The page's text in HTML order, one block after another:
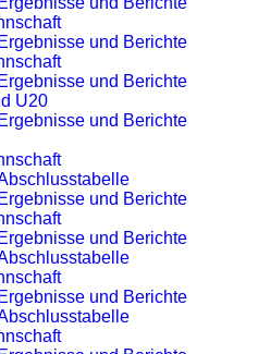
Ergebnisse und Berichte
Ergebnisse und Berichte
U20
Ergebnisse und Berichte
Ergebnisse und Berichte
Ergebnisse und Berichte
Ergebnisse und Berichte